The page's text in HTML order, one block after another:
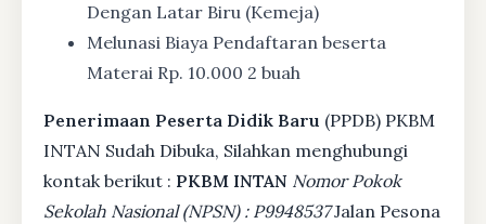
Dengan Latar Biru (Kemeja)
Melunasi Biaya Pendaftaran beserta
Materai Rp. 10.000 2 buah
Penerimaan Peserta Didik Baru (PPDB) PKBM
INTAN Sudah Dibuka, Silahkan menghubungi
kontak berikut : PKBM INTAN Nomor Pokok
Sekolah Nasional (NPSN) : P9948537Jalan Pesona